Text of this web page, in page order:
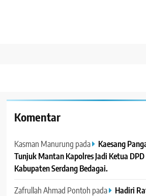
Komentar
Kasman Manurung pada
Kaesang
Tunjuk Mantan Kapolres Jadi Ketua DPD
Kabupaten Serdang Bedagai. ‎ ‎
Zafrullah Ahmad Pontoh pada
Hadiri